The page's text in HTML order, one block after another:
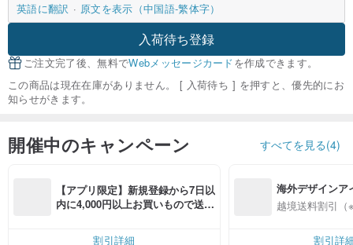
英語に翻訳
原文を表示（中国語-繁体字）
入荷待ち登録
ご注文完了後、無料でWebメッセージカードを作成できます。
この商品は現在在庫がありません。 [ 入荷待ち ] を押すと、優先的にお
知らせがきます。
開催中のキャンペーン すべてを見る(4)
【アプリ限定】新規登録から7日以
内に4,000円以上お買いもので送料
割引詳細
海外デザインア
入
越境送料割引（
割引詳